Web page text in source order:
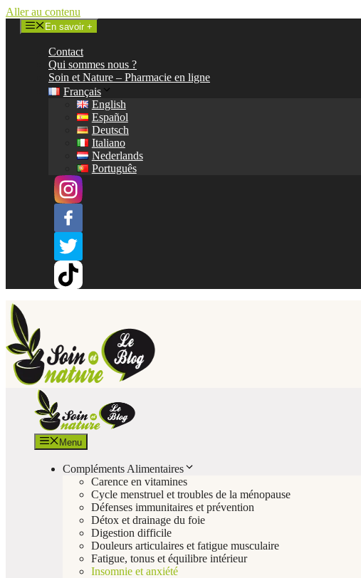
Aller au contenu
En savoir +
Contact
Qui sommes nous ?
Soin et Nature – Pharmacie en ligne
Français
English
Español
Deutsch
Italiano
Nederlands
Português
Menu
Compléments Alimentaires
Carence en vitamines
Cycle menstruel et troubles de la ménopause
Défenses immunitaires et prévention
Détox et drainage du foie
Digestion difficile
Douleurs articulaires et fatigue musculaire
Fatigue, tonus et équilibre intérieur
Insomnie et anxiété